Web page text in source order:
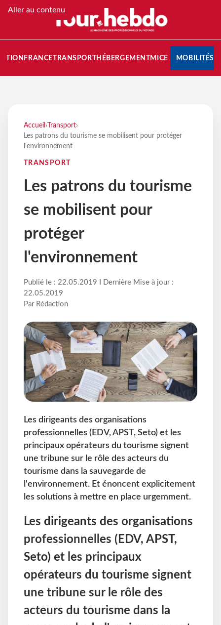
Aller au contenu
FRANCETRANSPORT HÉBERGEMENTMICE MOBILITÉS
Accueil › Transport›
Les patrons du tourisme se mobilisent pour protéger
l'environnement
TRANSPORT
Les patrons du tourisme
se mobilisent pour
protéger
l'environnement
Publié le : 22.05.2019 I Dernière Mise à jour :
22.05.2019
Par Rédaction
Les dirigeants des organisations
professionnelles (EDV, APST, Seto) et les
principaux opérateurs du tourisme signent
une tribune sur le rôle des acteurs du
tourisme dans la sauvegarde de
l'environnement. Et énoncent explicitement
les solutions à mettre en place urgemment.
Les dirigeants des organisations
professionnelles (EDV, APST,
Seto) et les principaux
opérateurs du tourisme signent
une tribune sur le rôle des
acteurs du tourisme dans la